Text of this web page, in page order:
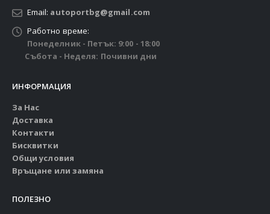
Email: autoportbg@gmail.com
Работно време:
Понеделник - Петък: 9:00 - 18:00
Събота - Неделя: Почивни дни
ИНФОРМАЦИЯ
За Нас
Доставка
Контакти
Бисквитки
Общи условия
Връщане или замяна
ПОЛЕЗНО